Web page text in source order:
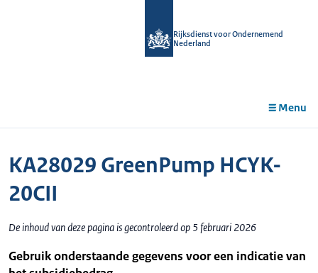
Rijksdienst voor Ondernemend
Nederland
Menu
KA28029 GreenPump HCYK-
20CII
De inhoud van deze pagina is gecontroleerd op 5 februari 2026
Gebruik onderstaande gegevens voor een indicatie van